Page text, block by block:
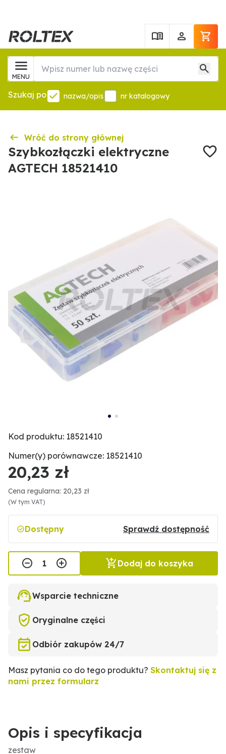
MENU
Szukaj po nazwa/opis nr katalogowy
Wróć do strony głównej
Szybkozłączki elektryczne
AGTECH 18521410
Kod produktu: 18521410
Numer(y) porównawcze: 18521410
20,23 zł
Cena regularna: 20,23 zł
(W tym VAT)
Dostępny Sprawdź dostępność
Dodaj do koszyka
Wsparcie techniczne
Oryginalne części
Odbiór zakupów 24/7
Masz pytania co do tego produktu? Skontaktuj się z
nami przez formularz
Opis i specyfikacja
zestaw